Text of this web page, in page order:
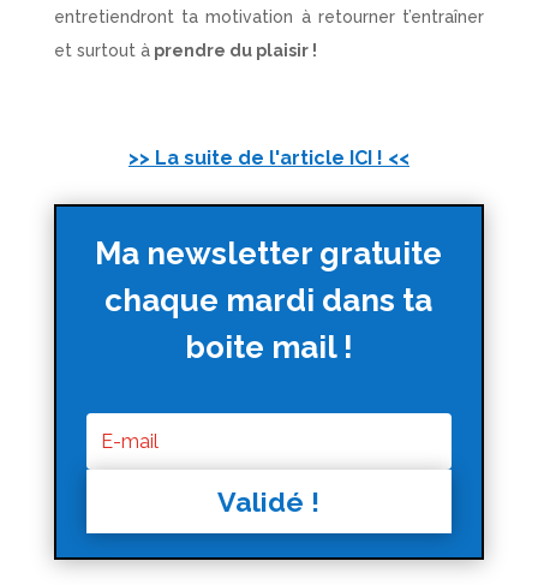
entretiendront ta motivation à retourner t’entraîner
et surtout àprendre du plaisir !
>> La suite de l'article ICI ! <<
Ma newsletter gratuite
chaque mardi dans ta
boite mail !
Validé !